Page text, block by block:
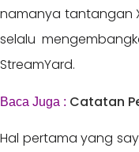
namanya tantangan
selalu
StreamYard.
Baca Juga : Catatan
Hal pertama yang